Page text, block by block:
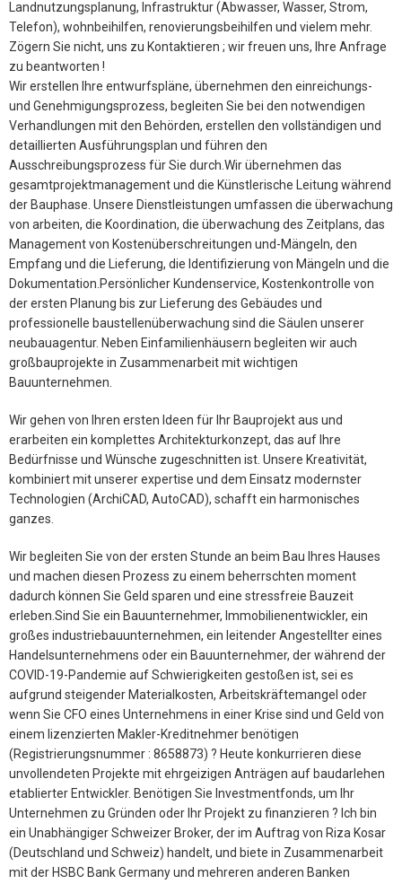
Landnutzungsplanung, Infrastruktur (Abwasser, Wasser, Strom,
Telefon), wohnbeihilfen, renovierungsbeihilfen und vielem mehr.
Zögern Sie nicht, uns zu Kontaktieren ; wir freuen uns, Ihre Anfrage
zu beantworten !
Wir erstellen Ihre entwurfspläne, übernehmen den einreichungs-
und Genehmigungsprozess, begleiten Sie bei den notwendigen
Verhandlungen mit den Behörden, erstellen den vollständigen und
detaillierten Ausführungsplan und führen den
Ausschreibungsprozess für Sie durch.Wir übernehmen das
gesamtprojektmanagement und die Künstlerische Leitung während
der Bauphase. Unsere Dienstleistungen umfassen die überwachung
von arbeiten, die Koordination, die überwachung des Zeitplans, das
Management von Kostenüberschreitungen und-Mängeln, den
Empfang und die Lieferung, die Identifizierung von Mängeln und die
Dokumentation.Persönlicher Kundenservice, Kostenkontrolle von
der ersten Planung bis zur Lieferung des Gebäudes und
professionelle baustellenüberwachung sind die Säulen unserer
neubauagentur. Neben Einfamilienhäusern begleiten wir auch
großbauprojekte in Zusammenarbeit mit wichtigen
Bauunternehmen.
Wir gehen von Ihren ersten Ideen für Ihr Bauprojekt aus und
erarbeiten ein komplettes Architekturkonzept, das auf Ihre
Bedürfnisse und Wünsche zugeschnitten ist. Unsere Kreativität,
kombiniert mit unserer expertise und dem Einsatz modernster
Technologien (ArchiCAD, AutoCAD), schafft ein harmonisches
ganzes.
Wir begleiten Sie von der ersten Stunde an beim Bau Ihres Hauses
und machen diesen Prozess zu einem beherrschten moment
dadurch können Sie Geld sparen und eine stressfreie Bauzeit
erleben.Sind Sie ein Bauunternehmer, Immobilienentwickler, ein
großes industriebauunternehmen, ein leitender Angestellter eines
Handelsunternehmens oder ein Bauunternehmer, der während der
COVID-19-Pandemie auf Schwierigkeiten gestoßen ist, sei es
aufgrund steigender Materialkosten, Arbeitskräftemangel oder
wenn Sie CFO eines Unternehmens in einer Krise sind und Geld von
einem lizenzierten Makler-Kreditnehmer benötigen
(Registrierungsnummer : 8658873) ? Heute konkurrieren diese
unvollendeten Projekte mit ehrgeizigen Anträgen auf baudarlehen
etablierter Entwickler. Benötigen Sie Investmentfonds, um Ihr
Unternehmen zu Gründen oder Ihr Projekt zu finanzieren ? Ich bin
ein Unabhängiger Schweizer Broker, der im Auftrag von Riza Kosar
(Deutschland und Schweiz) handelt, und biete in Zusammenarbeit
mit der HSBC Bank Germany und mehreren anderen Banken